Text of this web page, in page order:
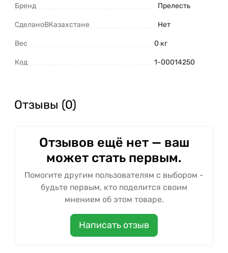
Бренд Прелесть
СделаноВКазахстане Нет
Вес 0 кг
Код 1-00014250
Отзывы (0)
Отзывов ещё нет — ваш
может стать первым.
Помогите другим пользователям с выбором -
будьте первым, кто поделится своим
мнением об этом товаре.
Написать отзыв